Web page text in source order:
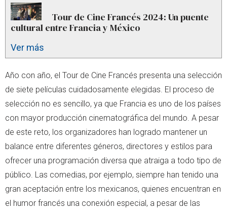
Tour de Cine Francés 2024: Un puente
cultural entre Francia y México
Ver más
Año con año, el Tour de Cine Francés presenta una selección
de siete películas cuidadosamente elegidas. El proceso de
selección no es sencillo, ya que Francia es uno de los países
con mayor producción cinematográfica del mundo. A pesar
de este reto, los organizadores han logrado mantener un
balance entre diferentes géneros, directores y estilos para
ofrecer una programación diversa que atraiga a todo tipo de
público. Las comedias, por ejemplo, siempre han tenido una
gran aceptación entre los mexicanos, quienes encuentran en
el humor francés una conexión especial, a pesar de las